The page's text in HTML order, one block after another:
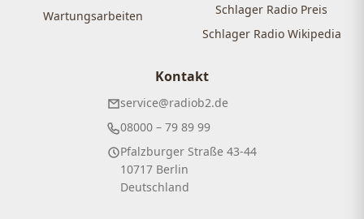
Wartungsarbeiten
Schlager Radio Preis
Schlager Radio Wikipedia
Kontakt
service@radiob2.de
08000 – 79 89 99
Pfalzburger Straße 43-44
10717 Berlin
Deutschland